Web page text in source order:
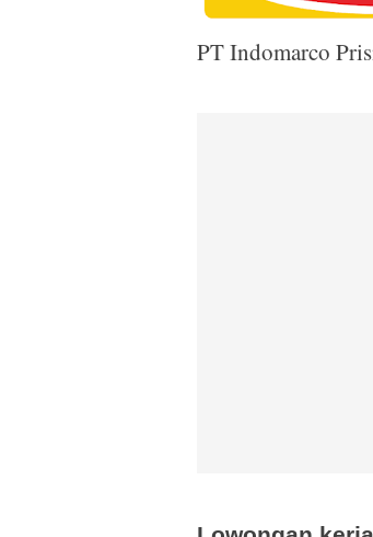
PT Indomarco